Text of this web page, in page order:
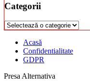
Categorii
Categorii
Acasă
Confidentialitate
GDPR
Presa Alternativa